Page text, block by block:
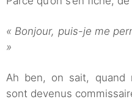
« Bonjour, puis-je me
»
Ah ben, on sait, quand
sont devenus